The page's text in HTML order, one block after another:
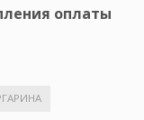
оплаты